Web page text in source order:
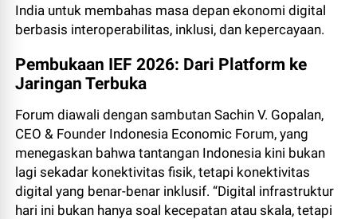
India untuk membahas masa depan ekonomi digital
berbasis interoperabilitas, inklusi, dan kepercayaan.
Pembukaan IEF 2026: Dari Platform ke
Jaringan Terbuka
Forum diawali dengan sambutan Sachin V. Gopalan,
CEO & Founder Indonesia Economic Forum, yang
menegaskan bahwa tantangan Indonesia kini bukan
lagi sekadar konektivitas fisik, tetapi konektivitas
digital yang benar-benar inklusif. “Digital infrastruktur
hari ini bukan hanya soal kecepatan atau skala, tetapi